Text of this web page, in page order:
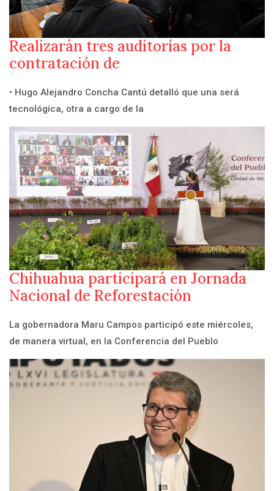
Realizarán tres auditorías por la
contratación de
• Hugo Alejandro Concha Cantú detalló que una será
tecnológica, otra a cargo de la
Chihuahua participará en Jornada
Nacional de Reforestación
La gobernadora Maru Campos participó este miércoles,
de manera virtual, en la Conferencia del Pueblo